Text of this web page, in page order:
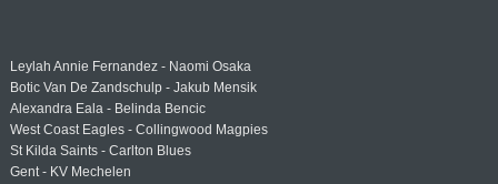
Leylah Annie Fernandez - Naomi Osaka
Botic Van De Zandschulp - Jakub Mensik
Alexandra Eala - Belinda Bencic
West Coast Eagles - Collingwood Magpies
St Kilda Saints - Carlton Blues
Gent - KV Mechelen